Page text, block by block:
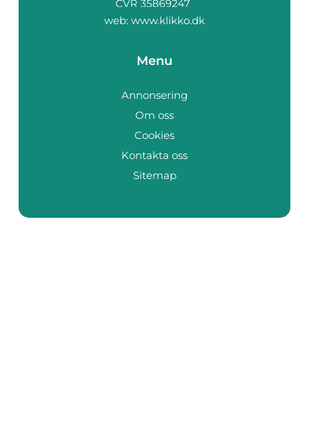
web: www.klikko.dk
Menu
Annonsering
Om oss
Cookies
Kontakta oss
Sitemap